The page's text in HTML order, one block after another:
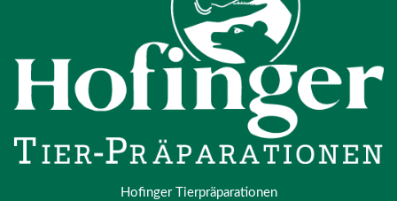
Hofinger Tierpräparationen